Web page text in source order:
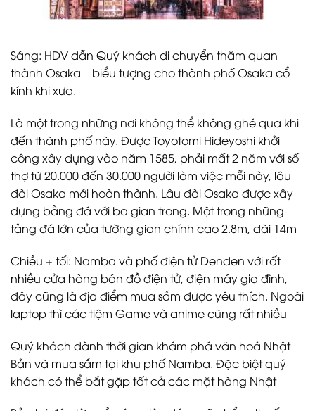
Sáng: HDV dẫn Quý khách di chuyển thăm quan
thành Osaka – biểu tượng cho thành phố Osaka cổ
kính khi xưa.
Là một trong những nơi không thể không ghé qua khi
đến thành phố này. Được Toyotomi Hideyoshi khởi
công xây dựng vào năm 1585, phải mất 2 năm với số
thợ từ 20.000 đến 30.000 người làm việc mỗi này, lâu
đài Osaka mới hoàn thành. Lâu đài Osaka được xây
dựng bằng đá với ba gian trong. Một trong những
tảng đá lớn của tường gian chính cao 2.8m, dài 14m
Chiều + tối: Namba và phố điện tử Denden với rất
nhiều cửa hàng bán đồ điện tử, điện máy gia đình,
đây cũng là địa điểm mua sắm được yêu thích. Ngoài
laptop thì các tiệm Game và anime cũng rất nhiều
Quý khách dành thời gian khám phá văn hoá Nhật
Bản và mua sắm tại khu phố Namba. Đặc biệt quý
khách có thể bắt gặp tất cả các mặt hàng Nhật